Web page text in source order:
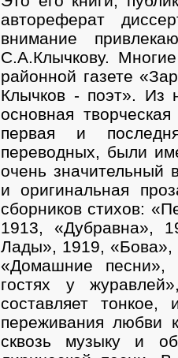
автореферат
внимание
С.А.Клычкову.
районной газете
Клычков - поэт». Из
основная
первая и
переводных, были
очень значительный
и оригинальная
сборников стихов:
1913, «Дубравна»,
Лады», 1919, «Бова»,
«Домашние
гостях у
составляет
переживания любви
сквозь музыку и